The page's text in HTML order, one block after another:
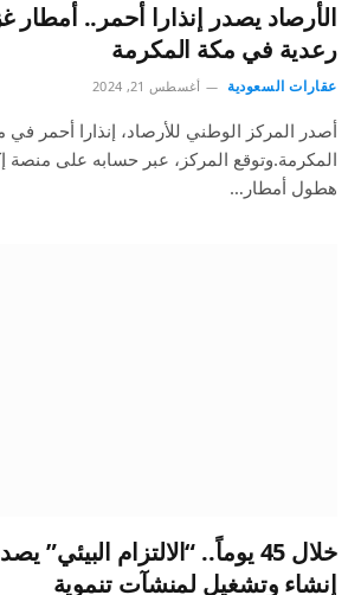
الأرصاد يصدر إنذارا أحمر..
رعدية في مكة المكرمة
عقارات السعودية أغسطس 21, 2024
أصدر المركز الوطني للأرصاد، إنذارا أحمر
المكرمة.وتوقع المركز، عبر حسابه على منصة
هطول أمطار…
إنشاء وتشغيل لمنشآت تنموية